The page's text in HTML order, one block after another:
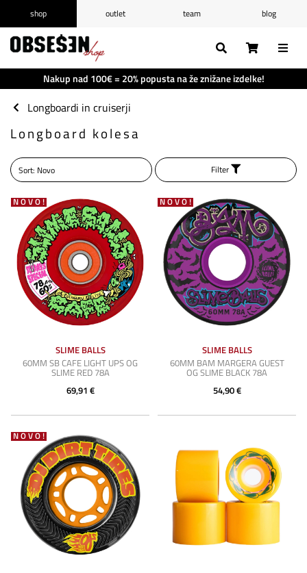
Nakup nad 100€ = 20% popusta na že znižane izdelke!
shop outlet team
blog
Prijava /Registracija
Seznam želja0
Košarica0
Longboardi in cruiserji
Longboard kolesa
Filter
NOVO!
SLIME BALLS
60MM SB CAFE LIGHT UPS OG
SLIME RED 78A
69,91 €
NOVO!
SLIME BALLS
60MM BAM MARGERA GUEST
OG SLIME BLACK 78A
54,90 €
NOVO!